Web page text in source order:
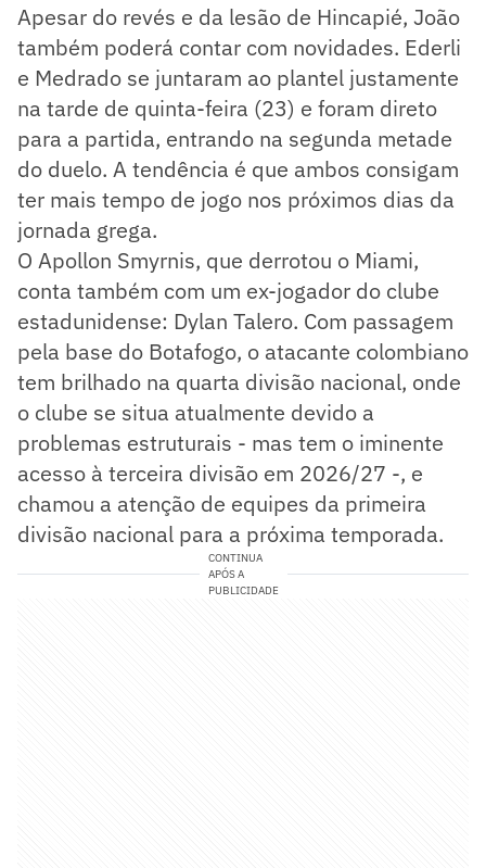
Apesar do revés e da lesão de Hincapié, João
também poderá contar com novidades. Ederli
e Medrado se juntaram ao plantel justamente
na tarde de quinta-feira (23) e foram direto
para a partida, entrando na segunda metade
do duelo. A tendência é que ambos consigam
ter mais tempo de jogo nos próximos dias da
jornada grega.
O Apollon Smyrnis, que derrotou o Miami,
conta também com um ex-jogador do clube
estadunidense: Dylan Talero. Com passagem
pela base do Botafogo, o atacante colombiano
tem brilhado na quarta divisão nacional, onde
o clube se situa atualmente devido a
problemas estruturais - mas tem o iminente
acesso à terceira divisão em 2026/27 -, e
chamou a atenção de equipes da primeira
divisão nacional para a próxima temporada.
CONTINUA
APÓS A
PUBLICIDADE